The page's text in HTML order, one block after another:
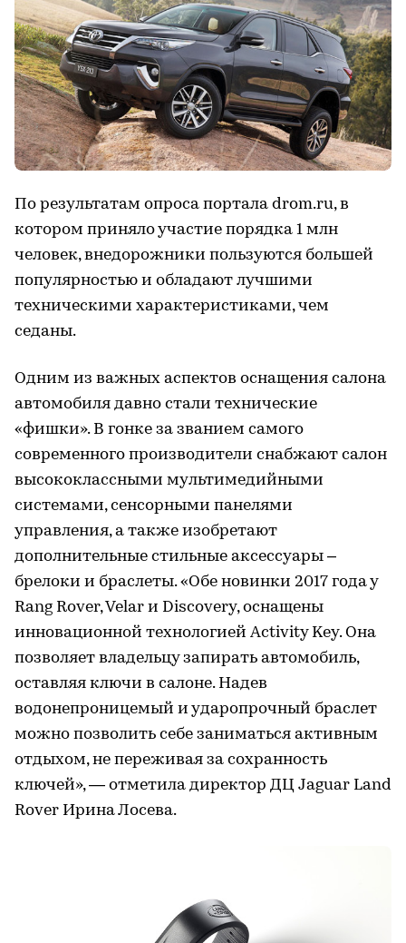
По результатам опроса портала drom.ru, в
котором приняло участие порядка 1 млн
человек, внедорожники пользуются большей
популярностью и обладают лучшими
техническими характеристиками, чем
седаны.
Одним из важных аспектов оснащения салона
автомобиля давно стали технические
«фишки». В гонке за званием самого
современного производители снабжают салон
высококлассными мультимедийными
системами, сенсорными панелями
управления, а также изобретают
дополнительные стильные аксессуары –
брелоки и браслеты. «Обе новинки 2017 года у
Rang Rover, Velar и Discovery, оснащены
инновационной технологией Activity Key. Она
позволяет владельцу запирать автомобиль,
оставляя ключи в салоне. Надев
водонепроницемый и ударопрочный браслет
можно позволить себе заниматься активным
отдыхом, не переживая за сохранность
ключей», — отметила директор ДЦ Jaguar Land
Rover Ирина Лосева.